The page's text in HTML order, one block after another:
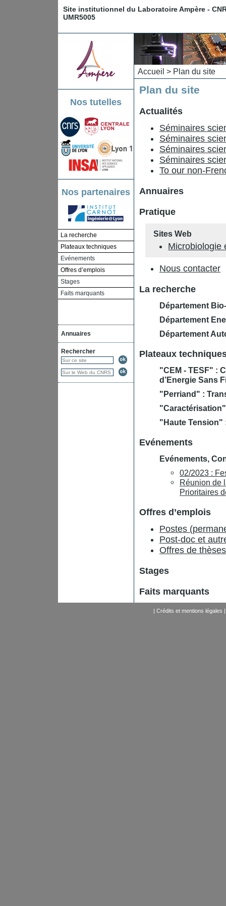
Site institutionnel du Laboratoire Ampère -
UMR5005
Nos tutelles
Nos partenaires
La recherche
Plateaux techniques
Evénements
Offres d’emplois
Stages
Faits marquants
Annuaires
Rechercher
Accueil > Plan du site
Plan du site
Actualités
Séminaires
Séminaires
Séminaires
Séminaires
To our non-
Annuaires
Pratique
Sites Web
Microbiologie
Nous contacter
La recherche
Département
Département
Département
Plateaux
"CEM - TESF" :
d’Energie Sans
"Perriand" :
"Haute Tension"
Evénements
Evénements,
02/2023 :
Réunion de
Prioritaires
Offres d’emplois
Postes
Post-doc et
Offres de thèses
Stages
Faits marquants
Crédits et mentions légales